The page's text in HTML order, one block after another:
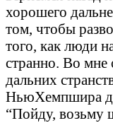
хорошего
том, чтобы
того, как люди
странно. Во мне
дальних
НьюХемпшира
“Пойду, возьму